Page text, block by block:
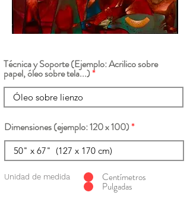
Técnica y Soporte (Ejemplo: Acrilico sobre
papel, óleo sobre tela...)
Dimensiones (ejemplo: 120 x 100)
Unidad de medida Centímetros
Pulgadas